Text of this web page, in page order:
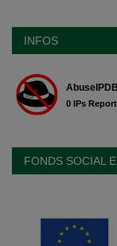
INFOS
FONDS SOCIAL